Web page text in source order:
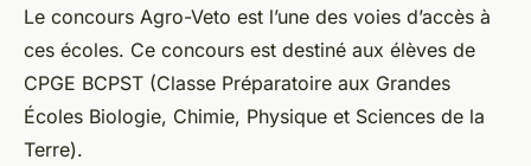
Le concours Agro-Veto est l’une des voies d’accès à
ces écoles. Ce concours est destiné aux élèves de
CPGE BCPST (Classe Préparatoire aux Grandes
Écoles Biologie, Chimie, Physique et Sciences de la
Terre).